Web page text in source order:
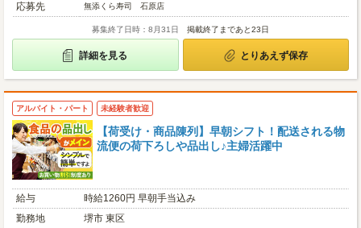
応募先
無添くら寿司 石原店
募集終了日時：8月31日 掲載終了まであと23日
詳細を見る とりあえず保存
アルバイト・パート 未経験者歓迎
【荷受け・商品陳列】早朝シフト！配送される物
流便の荷下ろしや品出し♪主婦活躍中
給与
時給1260円 早朝手当込み
勤務地
堺市 東区